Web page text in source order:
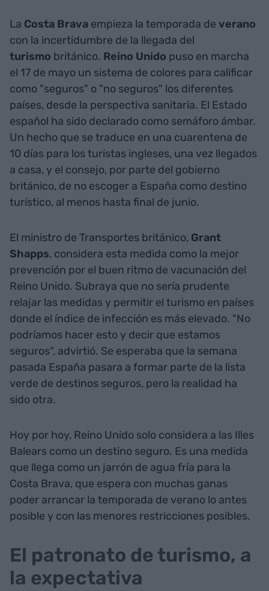
La Costa Brava empieza la temporada de verano
con la incertidumbre de la llegada del
turismo británico. Reino Unido puso en marcha
el 17 de mayo un sistema de colores para calificar
como "seguros" o "no seguros" los diferentes
países, desde la perspectiva sanitaria. El Estado
español ha sido declarado como semáforo ámbar.
Un hecho que se traduce en una cuarentena de
10 días para los turistas ingleses, una vez llegados
a casa, y el consejo, por parte del gobierno
británico, de no escoger a España como destino
turístico, al menos hasta final de junio.
El ministro de Transportes británico, Grant
Shapps, considera esta medida como la mejor
prevención por el buen ritmo de vacunación del
Reino Unido. Subraya que no sería prudente
relajar las medidas y permitir el turismo en países
donde el índice de infección es más elevado. "No
podríamos hacer esto y decir que estamos
seguros", advirtió. Se esperaba que la semana
pasada España pasara a formar parte de la lista
verde de destinos seguros, pero la realidad ha
sido otra.
Hoy por hoy, Reino Unido solo considera a las Illes
Balears como un destino seguro. Es una medida
que llega como un jarrón de agua fría para la
Costa Brava, que espera con muchas ganas
poder arrancar la temporada de verano lo antes
posible y con las menores restricciones posibles.
El patronato de turismo, a
la expectativa